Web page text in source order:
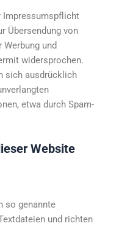
Impressumspflicht
Übersendung von
und
widersprochen.
sich ausdrücklich
etwa durch Spam-
Website
so genannte
und richten